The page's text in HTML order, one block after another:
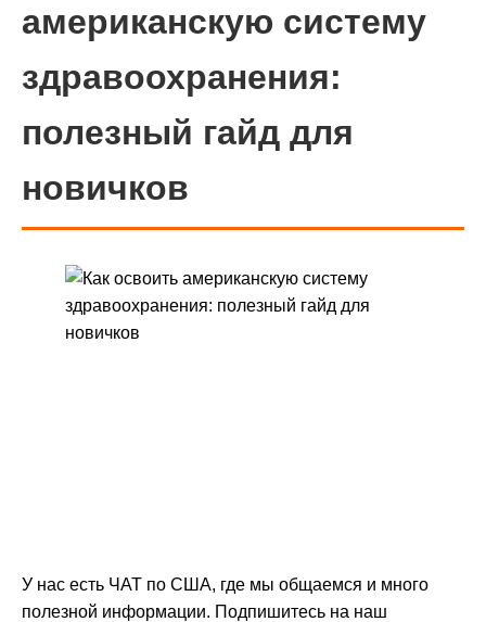
американскую систему
здравоохранения:
полезный гайд для
новичков
У нас есть ЧАТ по США, где мы общаемся и много
полезной информации. Подпишитесь на наш